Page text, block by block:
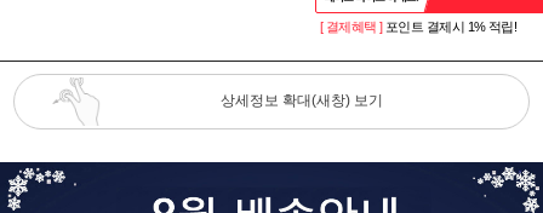
[ 결제혜택 ] 포인트 결제시 1% 적립!
상세정보 확대(새창) 보기